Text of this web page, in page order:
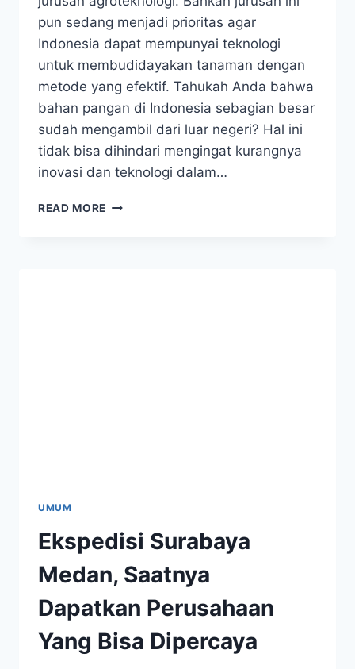
pun sedang menjadi prioritas agar
Indonesia dapat mempunyai teknologi
untuk membudidayakan tanaman dengan
metode yang efektif. Tahukah Anda bahwa
bahan pangan di Indonesia sebagian besar
sudah mengambil dari luar negeri? Hal ini
tidak bisa dihindari mengingat kurangnya
inovasi dan teknologi dalam…
READ MORE BAGAIMANA
UMUM
Ekspedisi Surabaya
Medan, Saatnya
Dapatkan Perusahaan
Yang Bisa Dipercaya